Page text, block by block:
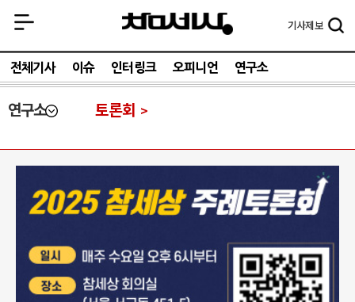
기사제보
전체기사 이슈 인터링크 오피니언 연구소
연구소 토론회